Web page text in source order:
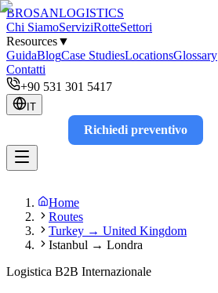
BROSANLOGISTICS
Chi SiamoServiziRotteSettori
Resources▼
GuidaBlogCase StudiesLocationsGlossary
Contatti
+90 531 301 5417
IT
Richiedi preventivo
Home
Routes
Turkey → United Kingdom
Istanbul → Londra
Logistica B2B Internazionale